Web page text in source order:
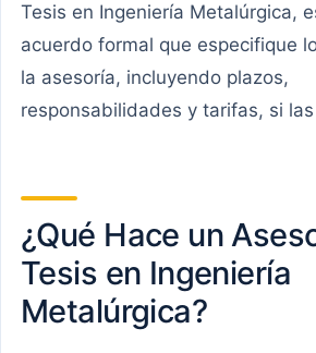
Tesis en Ingeniería Metalúrgica,
acuerdo formal que especifique
la asesoría, incluyendo plazos,
responsabilidades y tarifas, si las
¿Qué Hace un
Tesis en Ingeniería
Metalúrgica?